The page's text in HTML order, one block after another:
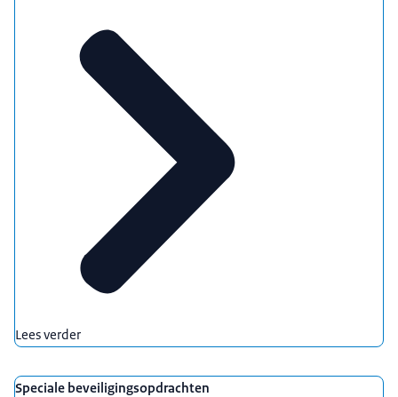
Lees verder
Speciale beveiligingsopdrachten